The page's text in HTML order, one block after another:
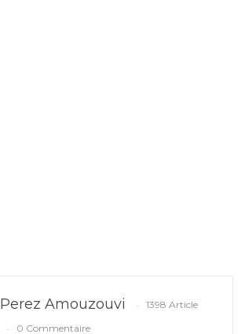
Perez Amouzouvi
1398 Article
0 Commentaire